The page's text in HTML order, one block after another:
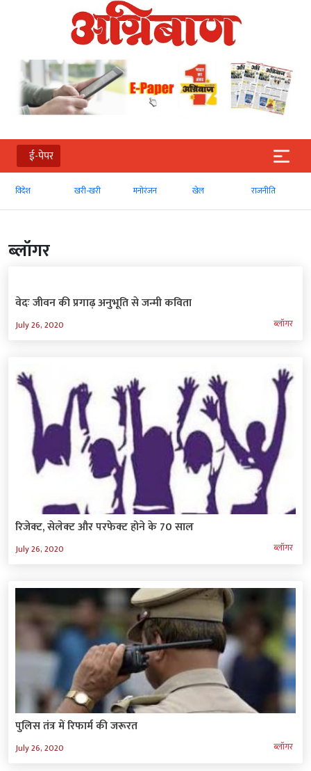
ई-पेपर
खरी-खरी मनोरंजन खेल राजनीति व्‍यापार
ब्‍लॉगर
वेदः जीवन की प्रगाढ़ अनुभूति से जन्मी कविता
July 26, 2020 ब्‍लॉगर
रिजेक्ट, सेलेक्ट और परफेक्ट होने के 70 साल
July 26, 2020 ब्‍लॉगर
पुलिस तंत्र में रिफार्म की जरूरत
July 26, 2020 ब्‍लॉगर